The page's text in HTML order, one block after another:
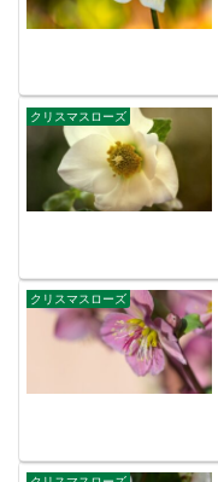
クリスマスローズ
クリスマスローズ